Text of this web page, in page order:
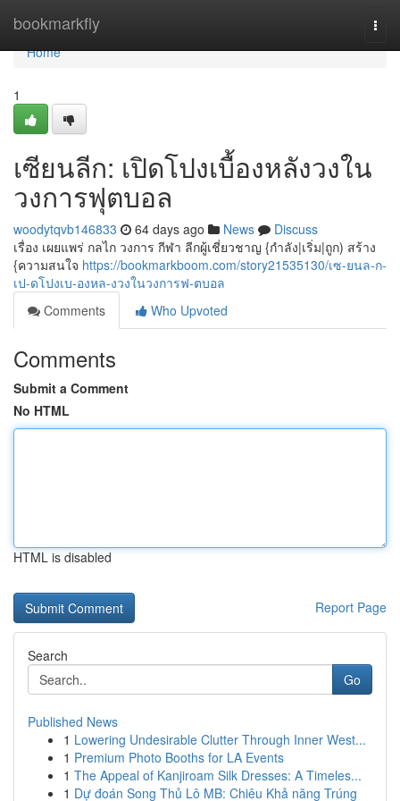
bookmarkfly
Home
Home
1
เซียนลีก: เปิดโปงเบื้องหลังวงใน
วงการฟุตบอล
woodytqvb146833 64 days ago News
Discuss
เรื่อง เผยแพร่ กลไก วงการ กีฬา ลีกผู้เชี่ยวชาญ {กำลัง|เริ่ม|ถูก) สร้าง
{ความสนใจ https://bookmarkboom.com/story21535130/เซ-ยนล-ก-
เป-ดโปงเบ-องหล-งวงในวงการฟ-ตบอล
Comments
Who Upvoted
Comments
Submit a Comment
No HTML
HTML is disabled
Report Page
Search
Go
Published News
1 Lowering Undesirable Clutter Through Inner West...
1 Premium Photo Booths for LA Events
1 The Appeal of Kanjiroam Silk Dresses: A Timeles...
1 Dự đoán Song Thủ Lô MB: Chiêu Khả năng Trúng